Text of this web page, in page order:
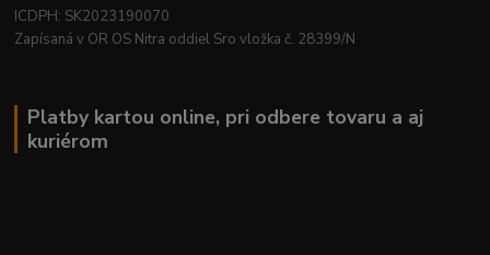
ICDPH: SK2023190070
Zapísaná v OR OS Nitra oddiel Sro vložka č. 28399/N
Platby kartou online, pri odbere tovaru a aj
kuriérom